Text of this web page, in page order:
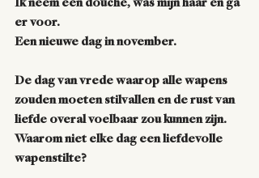
Ik neem een douche, was mijn haar en ga
er voor.
Een nieuwe dag in november.
De dag van vrede waarop alle wapens
zouden moeten stilvallen en de rust van
liefde overal voelbaar zou kunnen zijn.
Waarom niet elke dag een liefdevolle
wapenstilte?